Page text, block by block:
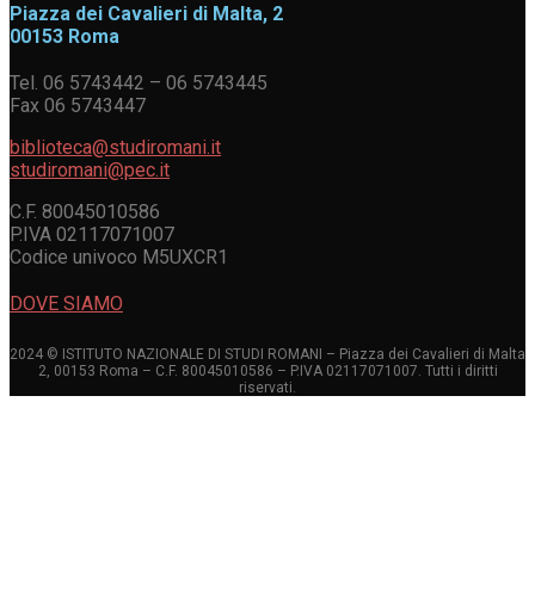
Piazza dei Cavalieri di Malta, 2
00153 Roma
Tel. 06 5743442 – 06 5743445
Fax 06 5743447
biblioteca@studiromani.it
studiromani@pec.it
C.F. 80045010586
P.IVA 02117071007
Codice univoco M5UXCR1
DOVE SIAMO
2024 © ISTITUTO NAZIONALE DI STUDI ROMANI – Piazza dei Cavalieri di Malta
2, 00153 Roma – C.F. 80045010586 – P.IVA 02117071007. Tutti i diritti
riservati.